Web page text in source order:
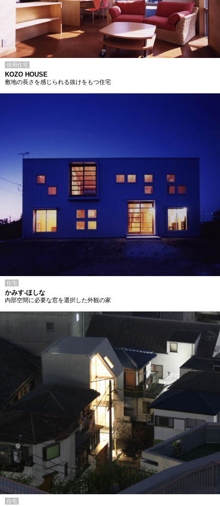
併用住宅
KOZO HOUSE
敷地の長さを感じられる抜けをもつ住宅
住宅
かみす-ほしな
内部空間に必要な窓を選択した外観の家
住宅